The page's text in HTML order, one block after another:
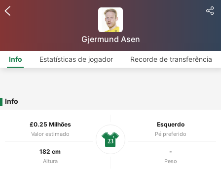
Gjermund Asen
Info Estatísticas de jogador Recorde de transferência
Info
£0.25 Milhões
Valor estimado
Esquerdo
Pé preferido
182 cm
Altura
-
Peso
23